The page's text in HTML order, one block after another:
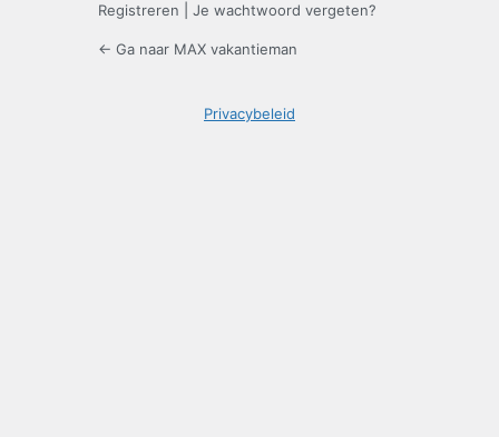
Registreren Je wachtwoord vergeten?
← Ga naar MAX vakantieman
Privacybeleid